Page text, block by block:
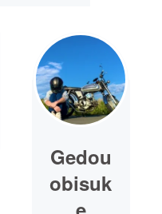
Gedou
obisuk